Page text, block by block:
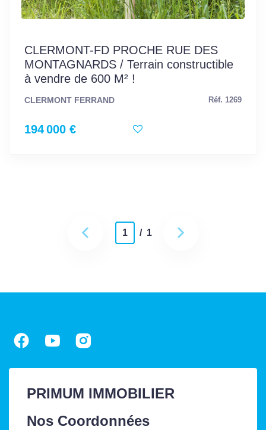
CLERMONT-FD PROCHE RUE DES
MONTAGNARDS / Terrain constructible
à vendre de 600 M² !
CLERMONT FERRAND Réf. 1269
194 000 €
1 / 1
PRIMUM IMMOBILIER
Nos Coordonnées